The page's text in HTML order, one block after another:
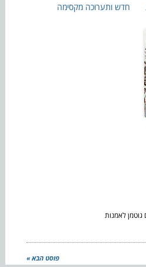
חדש ותערוכה מקסימה
גוטמן לאמנות
פוסט הבא »